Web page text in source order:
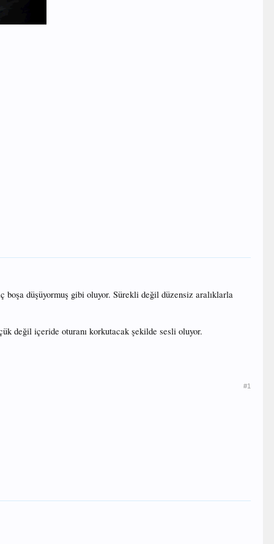
düşüyormuş gibi oluyor. Sürekli değil düzensiz aralıklarla
değil içeride oturanı korkutacak şekilde sesli oluyor.
#1